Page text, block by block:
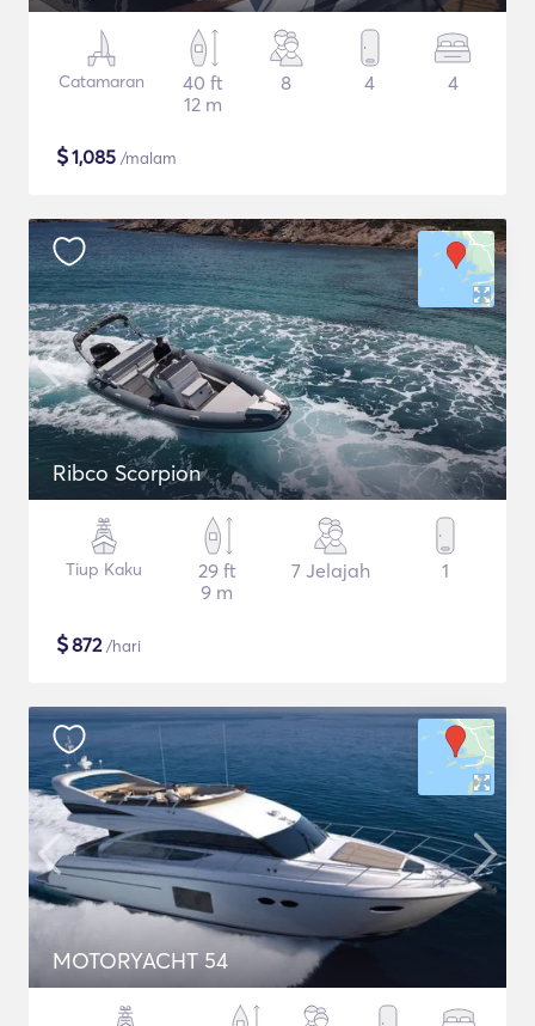
Catamaran
40 ft
12 m
8 4 4
$1,085 /malam
Ribco Scorpion
Tiup Kaku
29 ft
9 m
7 Jelajah 1
$872/hari
MOTORYACHT 54